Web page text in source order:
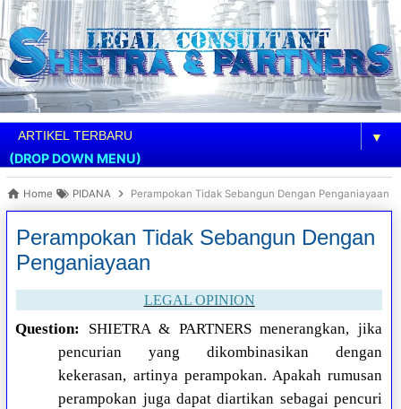
▼
(DROP DOWN MENU)
Home PIDANA Perampokan Tidak Sebangun Dengan Penganiayaan
Perampokan Tidak Sebangun Dengan
Penganiayaan
LEGAL OPINION
Question:
SHIETRA & PARTNERS menerangkan, jika
pencurian yang dikombinasikan dengan
kekerasan, artinya perampokan. Apakah rumusan
perampokan juga dapat diartikan sebagai pencuri